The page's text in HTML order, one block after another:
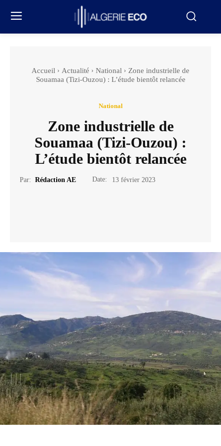
Accueil Actualité National
Zone industrielle de
Souamaa (Tizi-Ouzou) : L’étude bientôt relancée
National
Zone industrielle de
Souamaa (Tizi-Ouzou) :
L’étude bientôt relancée
Par: Rédaction AE Date: 13 février 2023